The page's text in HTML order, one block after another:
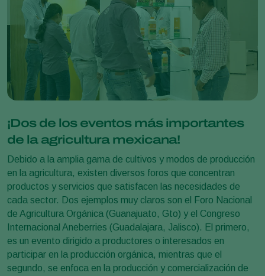
¡Dos de los eventos más importantes
de la agricultura mexicana!
Debido a la amplia gama de cultivos y modos de producción
en la agricultura, existen diversos foros que concentran
productos y servicios que satisfacen las necesidades de
cada sector. Dos ejemplos muy claros son el Foro Nacional
de Agricultura Orgánica (Guanajuato, Gto) y el Congreso
Internacional Aneberries (Guadalajara, Jalisco). El primero,
es un evento dirigido a productores o interesados en
participar en la producción orgánica, mientras que el
segundo, se enfoca en la producción y comercialización de